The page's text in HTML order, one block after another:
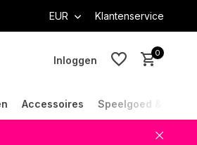
EUR Klantenservice
Inloggen
0
Accessoires Speelgoed &